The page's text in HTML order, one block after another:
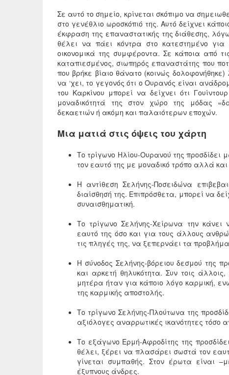
Σε αυτό το σημείο, κρίνεται σκόπιμο να
στο γενέθλιο ωροσκόπιό της. Αυτό δείχνει
έκφραση της επαναστατικής της διάθεσης,
θέλει να πάει κόντρα στο κατεστημένο
οικονομικά της συμφέροντα. Σε κάποια από
καταπιεσμένος, σιωπηρός επαναστάτης που
που βρήκε βίαιο θάνατο (κοινώς
να ‘χει, το γεγονός ότι ο Ουρανός είναι
του Καρκίνου μπορεί να δείχνει ότι
μοναδικότητά της στον χώρο της μόδας
δεκαετιών ή ακόμη και παλαιότερων εποχών.
Μια ματιά στις όψεις του χάρτη
Το τρίγωνο Ηλίου-Ουρανού της προσδίδει
τον εαυτό της με μοναδικό τρόπο αλλά
Η αντίθεση Σελήνης-Ποσειδώνα
διαίσθησή της. Επιπρόσθετα, μπορεί να
συναισθηματική.
Το τρίγωνο Σελήνης-Χείρωνα την
εαυτό της όσο και για τους άλλους
τις πληγές της, να ξεπερνάει τα
Η σύνοδος Σελήνης-βόρειου δεσμού της
και αρκετή θηλυκότητα. Συν τοις
μητέρα ήταν για κάποιο λόγο καρμική,
της καρμικής αποστολής.
Το τρίγωνο Σελήνης-Πλούτωνα της
αξιόλογες αναρρωτικές ικανότητες τόσο
Το εξάγωνο Ερμή-Αφροδίτης της
θέλει, ξέρει να πλασάρει σωστά τον
γίνεται συμπαθής. Στον έρωτα είναι
έξυπνους άνδρες.